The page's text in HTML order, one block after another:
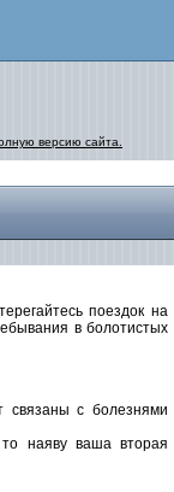
версию сайта.
поездок на
в болотистых
связаны с болезнями
наяву ваша вторая